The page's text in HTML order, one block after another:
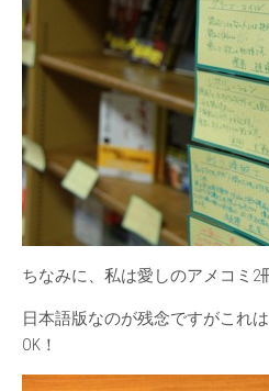
ちなみに、私は愛しのアメコミ2
日本語版なのが残念ですがこれ
OK！